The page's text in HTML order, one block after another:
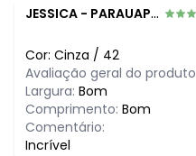
maio/2026
março/2026
fevereiro/2026
JESSICA - PARAUAPEBAS - PA
Cor: Cinza / 42
Avaliação geral do
Largura: Bom
Comprimento: Bom
Comentário:
Incrível